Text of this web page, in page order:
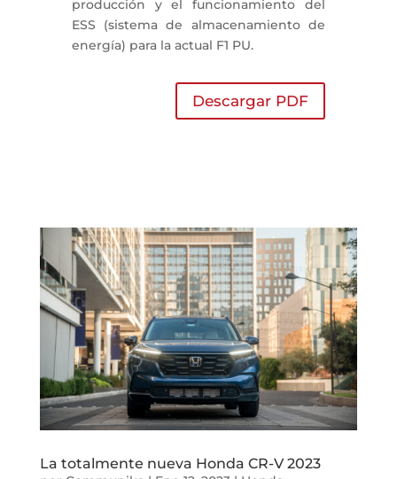
producción y el funcionamiento del
ESS (sistema de almacenamiento de
energía) para la actual F1 PU.
Descargar PDF
La totalmente nueva Honda CR-V 2023